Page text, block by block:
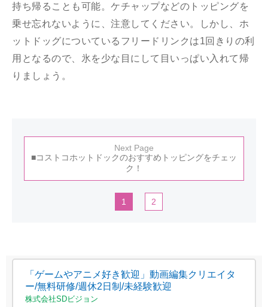
持ち帰ることも可能。ケチャップなどのトッピングを
乗せ忘れないように、注意してください。しかし、ホ
ットドッグについているフリードリンクは1回きりの利
用となるので、氷を少な目にして目いっぱい入れて帰
りましょう。
Next Page
■コストコホットドックのおすすめトッピングをチェッ
ク！
1 2
「ゲームやアニメ好き歓迎」動画編集クリエイタ
ー/無料研修/週休2日制/未経験歓迎
株式会社SDビジョン